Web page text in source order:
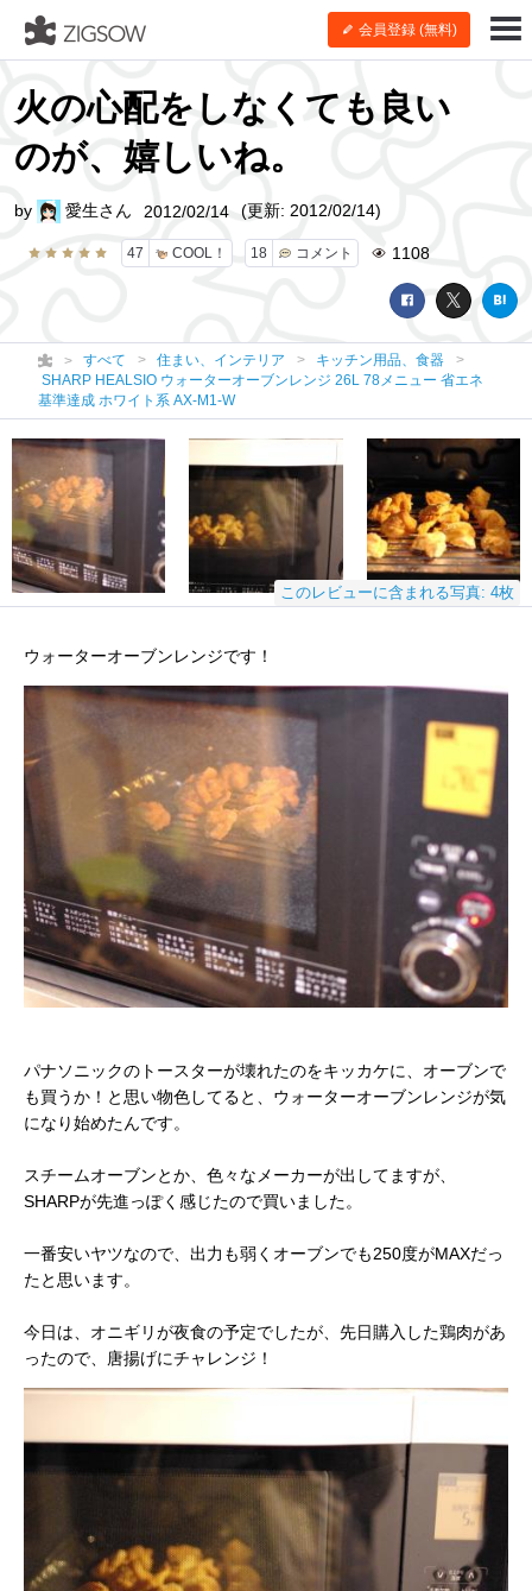
会員登録 (無料)
火の心配をしなくても良い
のが、嬉しいね。
47 COOL！ 18 コメント 1108
by 愛生さん 2012/02/14 (更新: 2012/02/14)
すべて 住まい、インテリア
キッチン用品、食器
SHARP HEALSIO ウォーターオーブンレンジ 26L 78メニュー 省エネ
基準達成 ホワイト系 AX-M1-W
このレビューに含まれる写真: 4枚
ウォーターオーブンレンジです！
パナソニックのトースターが壊れたのをキッカケに、オーブンで
も買うか！と思い物色してると、ウォーターオーブンレンジが気
になり始めたんです。
スチームオーブンとか、色々なメーカーが出してますが、
SHARPが先進っぽく感じたので買いました。
一番安いヤツなので、出力も弱くオーブンでも250度がMAXだっ
たと思います。
今日は、オニギリが夜食の予定でしたが、先日購入した鶏肉があ
ったので、唐揚げにチャレンジ！